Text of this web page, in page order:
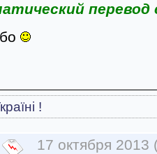
перевод
!
17 октября 2013